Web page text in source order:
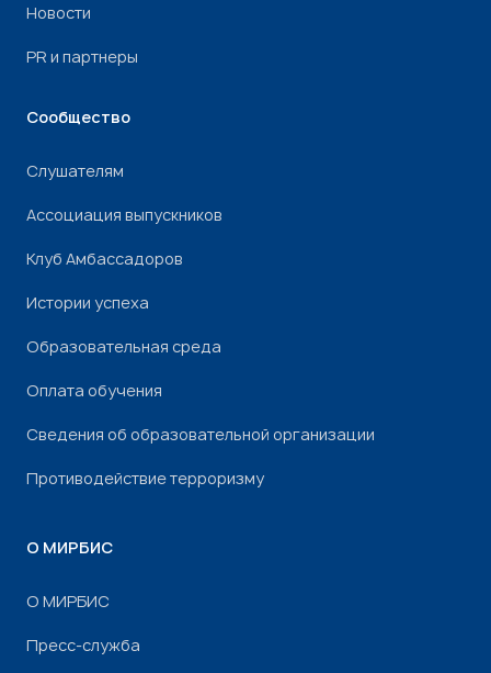
Новости
PR и партнеры
Сообщество
Слушателям
Ассоциация выпускников
Клуб Амбассадоров
Истории успеха
Образовательная среда
Оплата обучения
Сведения об образовательной организации
Противодействие терроризму
О МИРБИС
О МИРБИС
Пресс-служба